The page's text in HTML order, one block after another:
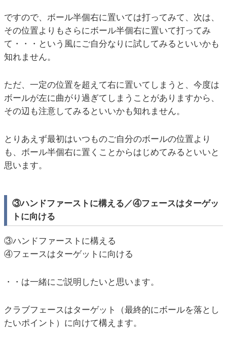
ですので、ボール半個右に置いては打ってみて、次は、
その位置よりもさらにボール半個右に置いて打ってみ
て・・・という風にご自分なりに試してみるといいかも
知れません。
ただ、一定の位置を超えて右に置いてしまうと、今度は
ボールが左に曲がり過ぎてしまうことがありますから、
その辺も注意してみるといいかも知れません。
とりあえず最初はいつものご自分のボールの位置より
も、ボール半個右に置くことからはじめてみるといいと
思います。
③ハンドファーストに構える／④フェースはターゲッ
トに向ける
③ハンドファーストに構える
④フェースはターゲットに向ける
・・は一緒にご説明したいと思います。
クラブフェースはターゲット（最終的にボールを落とし
たいポイント）に向けて構えます。